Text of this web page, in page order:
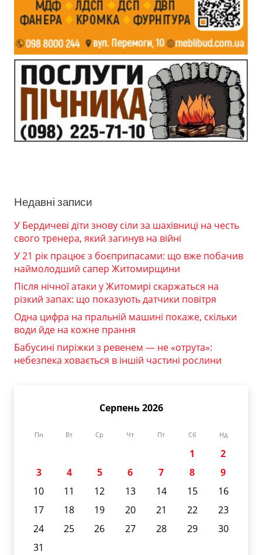
Недавні записи
У Бердичеві діти знову сіли за шахівниці на честь
свого тренера, який загинув на війні
У 21 рік працює з боєприпасами: що вже побачив
наймолодший сапер Житомирщини
Після нічної атаки у Житомирі скаржаться на
різкий запах: що показують датчики повітря
Одна цифра на пральній машині покаже, скільки
води йде на кожне прання
Бабусині пиріжки з ревенем — не «отрута»:
небезпека ховається в іншій частині рослини
Серпень 2026
Пн Вт Ср Чт Пт Сб Нд
1
2
3
4 5 6 7 8
9
10
11 12 13 14 15
16
17
18 19 20 21 22
23
24
25 26 27 28 29
30
31